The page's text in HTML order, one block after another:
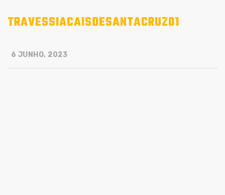
TRAVESSIACAISDESANTACRUZ01
6 JUNHO, 2023